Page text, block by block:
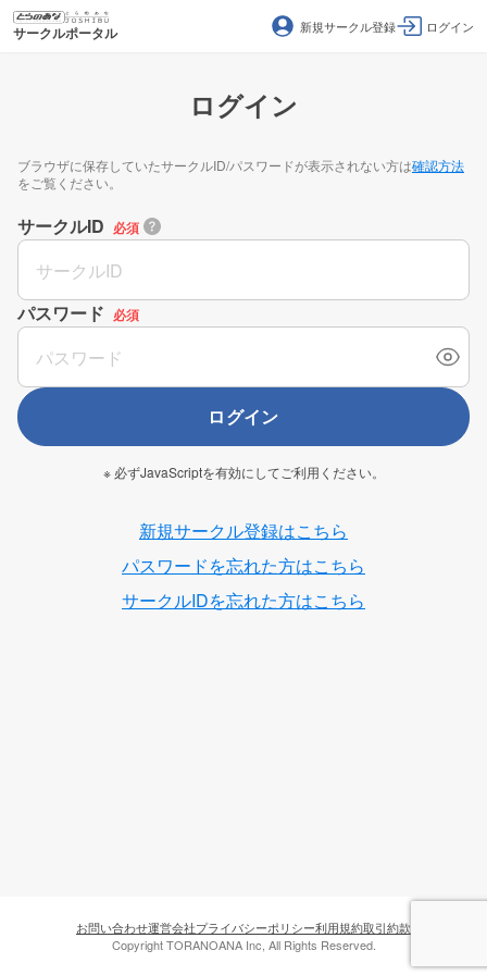
サークルポータル 新規サークル登録 ログイン
ログイン
ブラウザに保存していたサークルID/パスワードが表示されない方は確認方法
をご覧ください。
サークルID 必須
パスワード 必須
ログイン
※ 必ずJavaScriptを有効にしてご利用ください。
新規サークル登録はこちら
パスワードを忘れた方はこちら
サークルIDを忘れた方はこちら
お問い合わせ運営会社プライバシーポリシー利用規約取引約款
Copyright TORANOANA Inc, All Rights Reserved.